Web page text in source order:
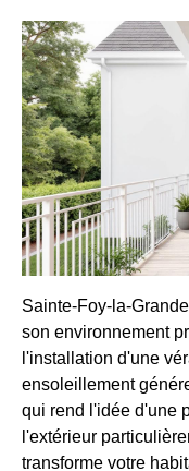
Sainte-Foy-la-
son environnement
l'installation d'une
ensoleillement
qui rend l'idée d'une
l'extérieur
transforme votre